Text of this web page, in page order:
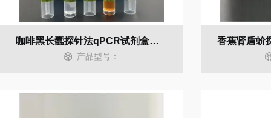
咖啡黑长蠹探针法qPCR试剂盒（不含内参）
产品型号：